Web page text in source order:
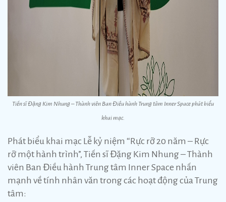
Tiến sĩ Đặng Kim Nhung – Thành viên Ban Điều hành Trung tâm Inner Space phát biểu
khai mạc.
Phát biểu khai mạc Lễ kỷ niệm “Rực rỡ 20 năm – Rực
rỡ một hành trình”, Tiến sĩ Đặng Kim Nhung – Thành
viên Ban Điều hành Trung tâm Inner Space nhấn
mạnh về tính nhân văn trong các hoạt động của Trung
tâm: